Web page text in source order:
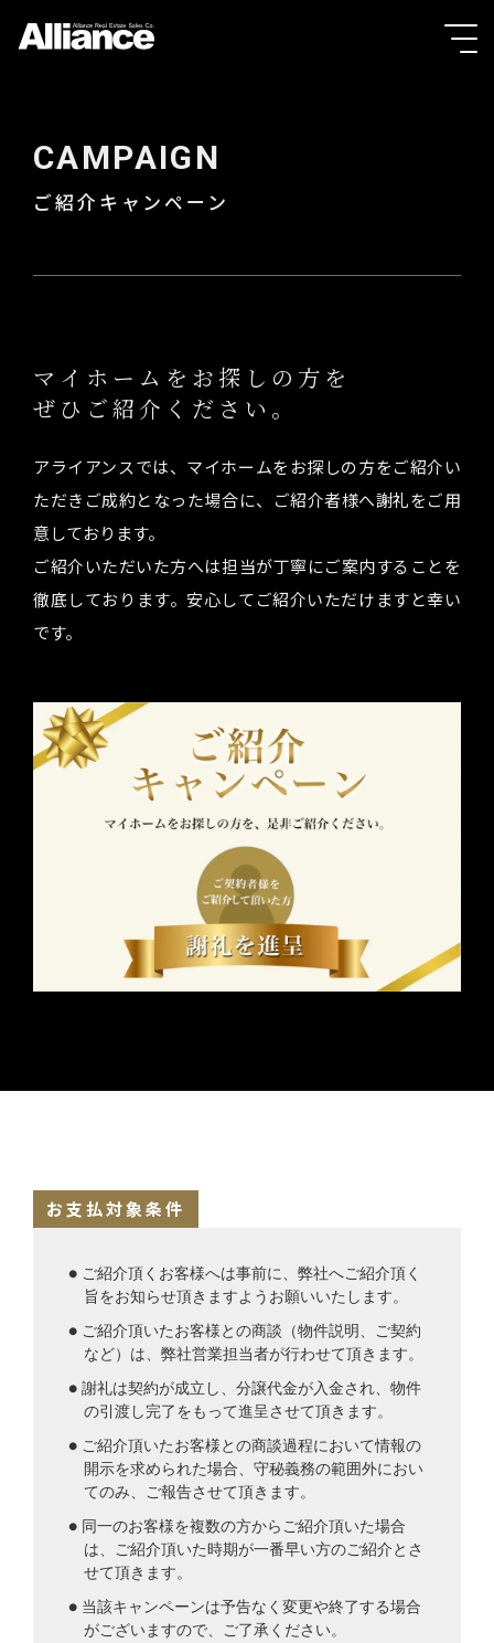
CAMPAIGN
ご紹介キャンペーン
マイホームをお探しの方を
ぜひご紹介ください。
アライアンスでは、マイホームをお探しの方をご紹介い
ただきご成約となった場合に、ご紹介者様へ謝礼をご用
意しております。
ご紹介いただいた方へは担当が丁寧にご案内することを
徹底しております。安心してご紹介いただけますと幸い
です。
お支払対象条件
● ご紹介頂くお客様へは事前に、弊社へご紹介頂く
旨をお知らせ頂きますようお願いいたします。
● ご紹介頂いたお客様との商談（物件説明、ご契約
など）は、弊社営業担当者が行わせて頂きます。
● 謝礼は契約が成立し、分譲代金が入金され、物件
の引渡し完了をもって進呈させて頂きます。
● ご紹介頂いたお客様との商談過程において情報の
開示を求められた場合、守秘義務の範囲外におい
てのみ、ご報告させて頂きます。
● 同一のお客様を複数の方からご紹介頂いた場合
は、ご紹介頂いた時期が一番早い方のご紹介とさ
せて頂きます。
● 当該キャンペーンは予告なく変更や終了する場合
がございますので、ご了承ください。